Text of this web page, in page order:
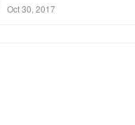
Oct 30, 2017